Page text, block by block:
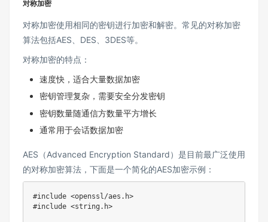
对称加密
对称加密使用相同的密钥进行加密和解密。常见的对称加密
算法包括AES、DES、3DES等。
对称加密的特点：
速度快，适合大量数据加密
密钥管理复杂，需要安全分发密钥
密钥数量随通信方数量平方增长
通常用于会话数据加密
AES（Advanced Encryption Standard）是目前最广泛使用
的对称加密算法，下面是一个简化的AES加密示例：
#include <openssl/aes.h>
#include <string.h>